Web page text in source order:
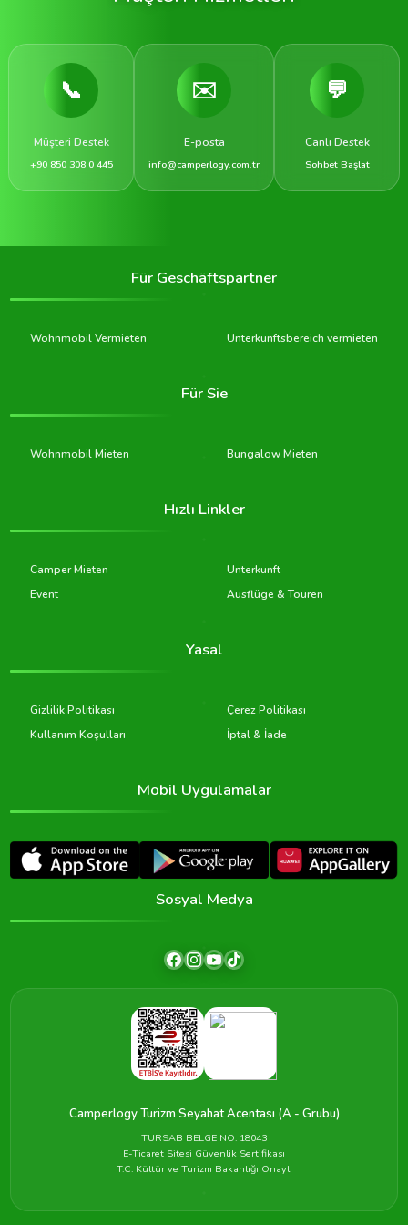
📞
Müşteri Destek
+90 850 308 0 445
✉️
E-posta
info@camperlogy.com.tr
💬
Canlı Destek
Sohbet Başlat
Für Geschäftspartner
Wohnmobil Vermieten Unterkunftsbereich vermieten
Für Sie
Wohnmobil Mieten Bungalow Mieten
Hızlı Linkler
Camper Mieten
Unterkunft
Event
Ausflüge & Touren
Yasal
Gizlilik Politikası
Çerez Politikası
Kullanım Koşulları
İptal & İade
Mobil Uygulamalar
Sosyal Medya
Camperlogy Turizm Seyahat Acentası (A - Grubu)
TURSAB BELGE NO: 18043
E-Ticaret Sitesi Güvenlik Sertifikası
T.C. Kültür ve Turizm Bakanlığı Onaylı